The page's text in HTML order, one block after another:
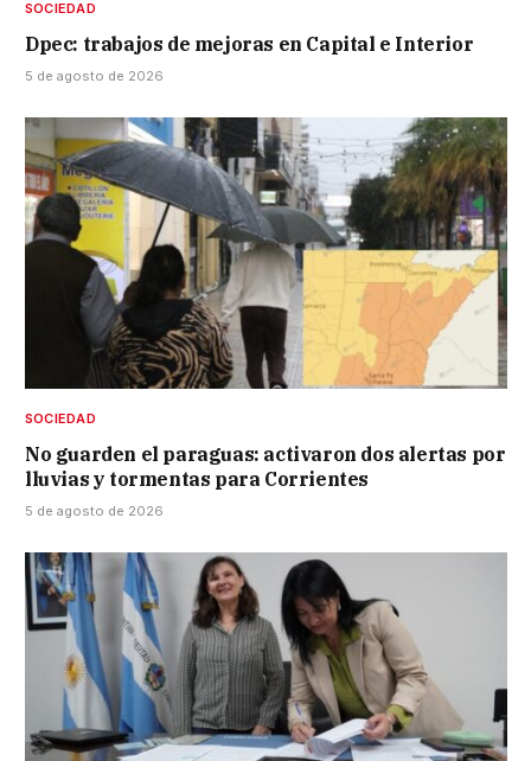
SOCIEDAD
Dpec: trabajos de mejoras en Capital e Interior
5 de agosto de 2026
SOCIEDAD
No guarden el paraguas: activaron dos alertas por
lluvias y tormentas para Corrientes
5 de agosto de 2026